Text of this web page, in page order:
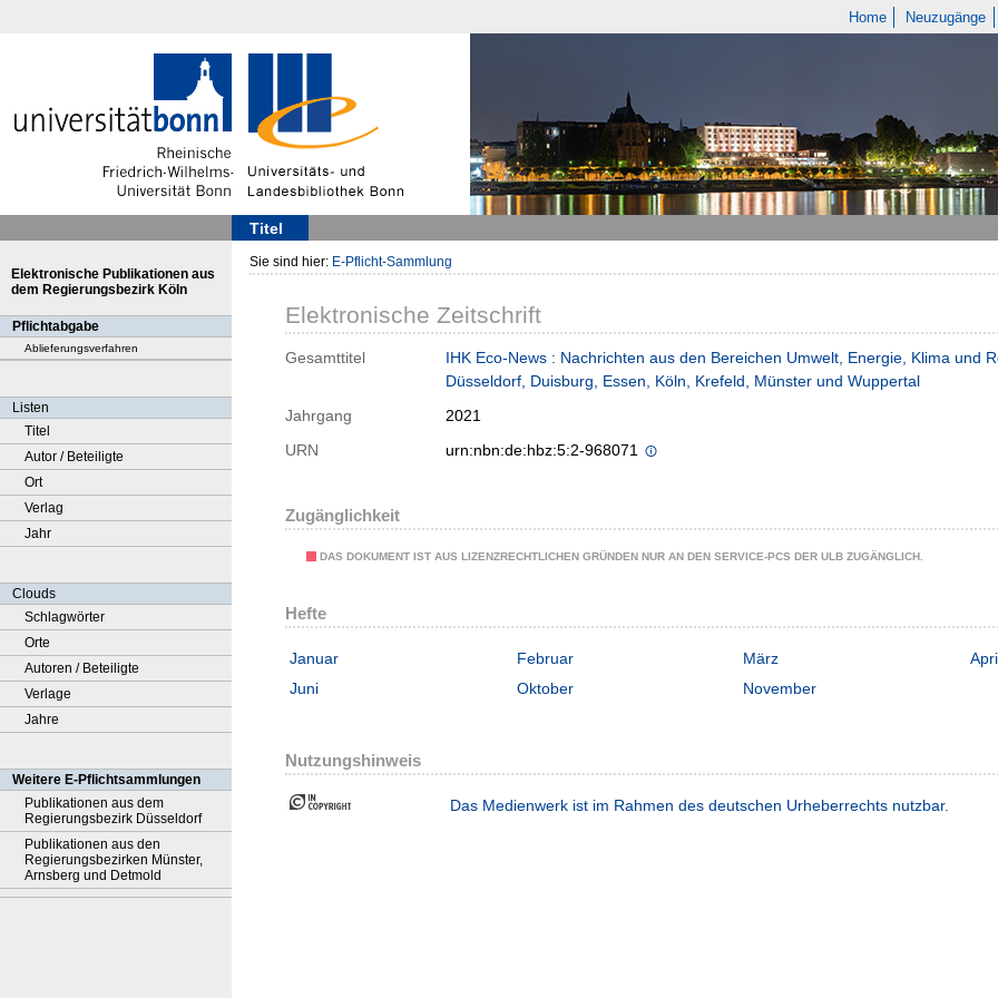
Home Neuzugänge
Titel
Elektronische Publikationen aus
dem Regierungsbezirk Köln
Pflichtabgabe
Ablieferungsverfahren
Listen
Titel
Autor / Beteiligte
Ort
Verlag
Jahr
Clouds
Schlagwörter
Orte
Autoren / Beteiligte
Verlage
Jahre
Weitere E-Pflichtsammlungen
Publikationen aus dem
Regierungsbezirk Düsseldorf
Publikationen aus den
Regierungsbezirken Münster,
Arnsberg und Detmold
Sie sind hier: E-Pflicht-Sammlung
Elektronische Zeitschrift
Gesamttitel
IHK Eco-News : Nachrichten aus den Bereichen Umwelt, Energie, Klima und
Düsseldorf, Duisburg, Essen, Köln, Krefeld, Münster und Wuppertal
Jahrgang
2021
URN
urn:nbn:de:hbz:5:2-968071
Zugänglichkeit
DAS DOKUMENT IST AUS LIZENZRECHTLICHEN GRÜNDEN NUR AN DEN SERVICE-PCS DER ULB ZUGÄNGLICH.
Hefte
Januar Februar März
Juni
Oktober November
Nutzungshinweis
Das Medienwerk ist im Rahmen des deutschen Urheberrechts nutzbar.